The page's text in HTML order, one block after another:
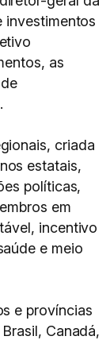
investimentos
as
criada
estatais,
políticas,
em
incentivo
e meio
e províncias
Canadá,